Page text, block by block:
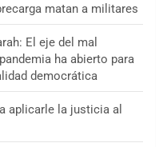
matan a militares
El eje del mal
ha abierto para
democrática
aplicarle la justicia al